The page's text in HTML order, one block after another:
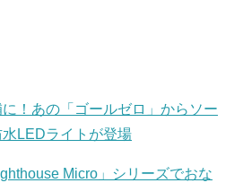
！あの「ゴールゼロ」からソー
LEDライトが登場
Micro」シリーズでおな